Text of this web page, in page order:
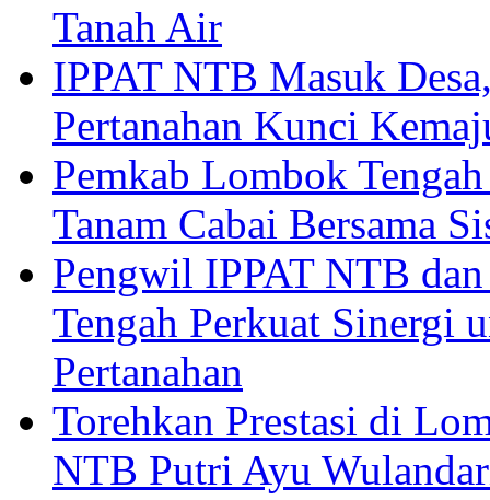
Tanah Air
IPPAT NTB Masuk
Pertanahan Kunci
Pemkab Lombok
Tanam Cabai Bersama
Pengwil IPPAT NTB
Tengah Perkuat Sinergi
Pertanahan
Torehkan Prestasi di
NTB Putri Ayu